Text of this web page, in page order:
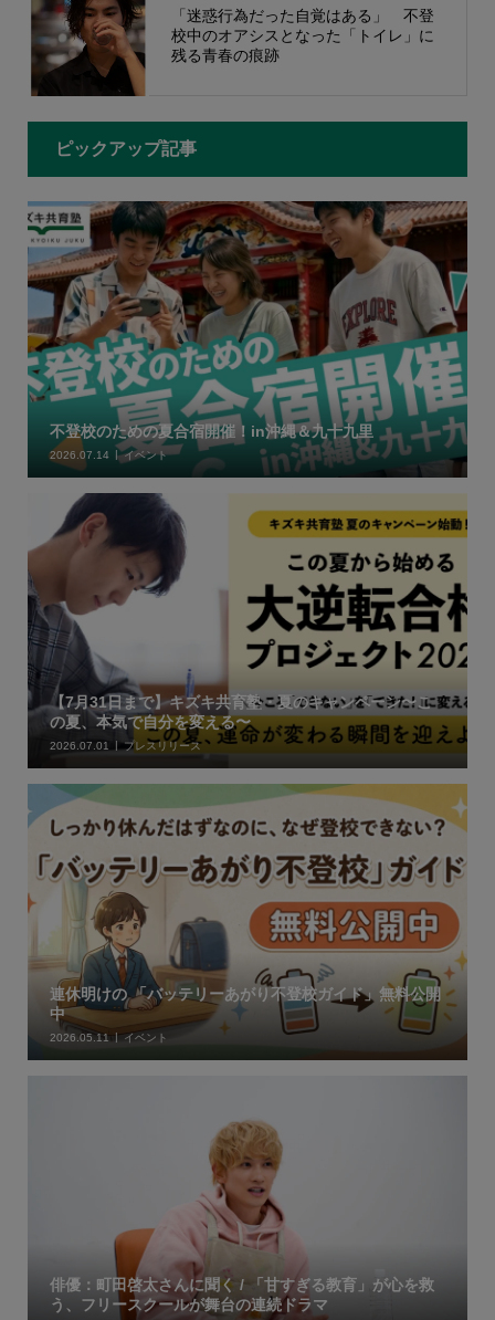
「迷惑行為だった自覚はある」 不登
校中のオアシスとなった「トイレ」に
残る青春の痕跡
ピックアップ記事
不登校のための夏合宿開催！in沖縄＆九十九里
2026.07.14 イベント
【7月31日まで】キズキ共育塾・夏のキャンペーン〜こ
の夏、本気で自分を変える〜
2026.07.01 プレスリリース
連休明けの 「バッテリーあがり不登校ガイド」無料公開
中
2026.05.11 イベント
俳優：町田啓太さんに聞く / 「甘すぎる教育」が心を救
う、フリースクールが舞台の連続ドラマ